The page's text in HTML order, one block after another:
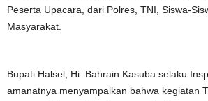
Peserta Upacara, dari Polres, TNI, Siswa-
Masyarakat.
Bupati Halsel, Hi. Bahrain Kasuba selaku
amanatnya menyampaikan bahwa kegiatan